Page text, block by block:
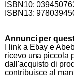
ISBN10:
ISBN13:
Annunci per
I link a Ebay e
ricevo una piccola
dall'acquisto di
contribuisce al